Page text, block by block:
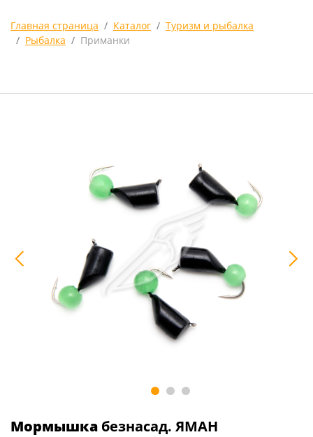
Главная страница Каталог
Туризм и рыбалка
Рыбалка
Приманки
Мормышка безнасад. ЯМАН